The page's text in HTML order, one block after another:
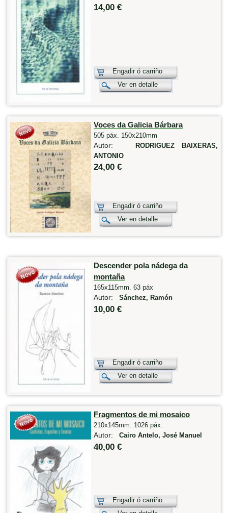
14,00 €
Engadir ó carriño
Ver en detalle
Voces da Galicia Bárbara
505 páx. 150x210mm
Autor:
RODRIGUEZ BAIXERAS,
ANTONIO
24,00 €
Engadir ó carriño
Ver en detalle
Descender pola nádega da
montaña
165x115mm. 63 páx
Autor: Sánchez, Ramón
10,00 €
Engadir ó carriño
Ver en detalle
Fragmentos de mi mosaico
210x145mm. 1026 páx.
Autor: Cairo Antelo, José Manuel
40,00 €
Engadir ó carriño